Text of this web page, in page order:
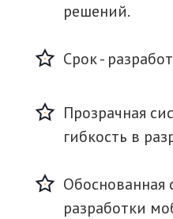
решений.
Срок -
Прозрачная
гибкость в
Обоснованная
разработки